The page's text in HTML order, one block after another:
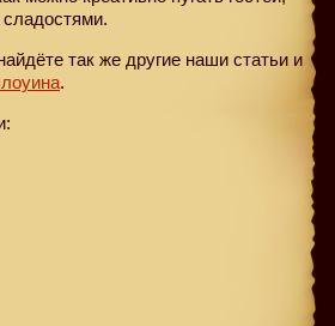
так же другие наши статьи и
.